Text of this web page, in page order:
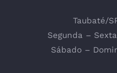
Taubaté/
Segunda –
Sábado –